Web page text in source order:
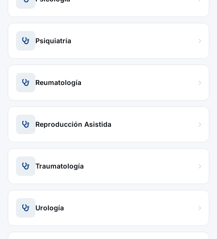
Psiquiatría
Reumatología
Reproducción Asistida
Traumatología
Urología